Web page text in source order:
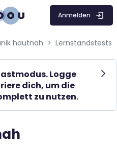
Anmelden
hautnah Lernstandstests
Logge
dich, um die
zu nutzen.